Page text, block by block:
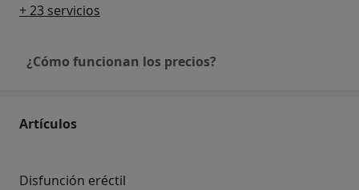
+ 23 servicios
¿Cómo funcionan los precios?
Artículos
Disfunción eréctil